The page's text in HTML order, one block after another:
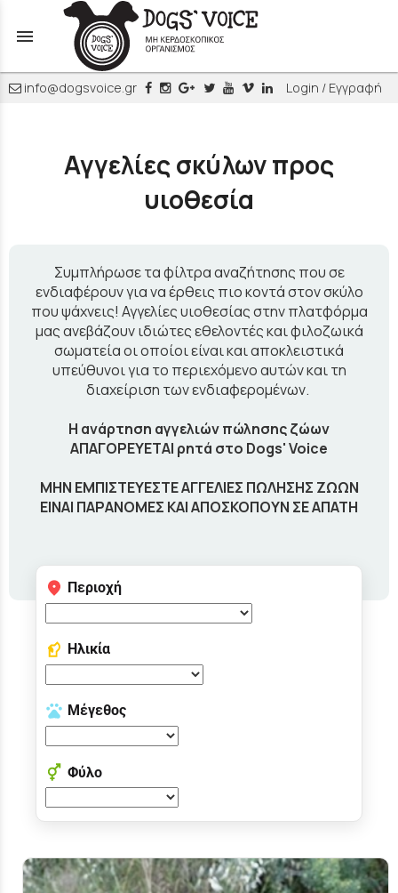
menu
info@dogsvoice.gr Login / Εγγραφή
Αγγελίες σκύλων προς
υιοθεσία
Συμπλήρωσε τα φίλτρα αναζήτησης που σε
ενδιαφέρουν για να έρθεις πιο κοντά στον σκύλο
που ψάχνεις! Αγγελίες υιοθεσίας στην πλατφόρμα
μας ανεβάζουν ιδιώτες εθελοντές και φιλοζωικά
σωματεία οι οποίοι είναι και αποκλειστικά
υπεύθυνοι για το περιεχόμενο αυτών και τη
διαχείριση των ενδιαφερομένων.
Η ανάρτηση αγγελιών πώλησης ζώων
ΑΠΑΓΟΡΕΥΕΤΑΙ ρητά στο Dogs' Voice
ΜΗΝ ΕΜΠΙΣΤΕΥΕΣΤΕ ΑΓΓΕΛΙΕΣ ΠΩΛΗΣΗΣ ΖΩΩΝ
ΕΙΝΑΙ ΠΑΡΑΝΟΜΕΣ ΚΑΙ ΑΠΟΣΚΟΠΟΥΝ ΣΕ ΑΠΑΤΗ
Περιοχή
Ηλικία
Μέγεθος
Φύλο